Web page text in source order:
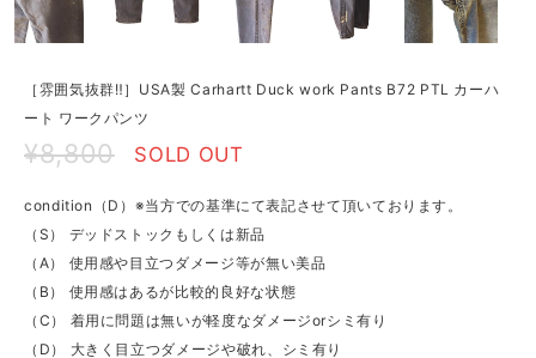
［雰囲気抜群‼︎］USA製 Carhartt Duck work Pants B72 PTL カーハ
ート ワークパンツ
¥8,800 SOLD OUT
condition（D）※当方での基準にて表記させて頂いております。
（S） デッドストックもしくは新品
（A） 使用感や目立つダメージ等が無い美品
（B） 使用感はあるが比較的良好な状態
（C） 着用に問題は無いが軽度なダメージorシミ有り
（D） 大きく目立つダメージや破れ、シミ有り